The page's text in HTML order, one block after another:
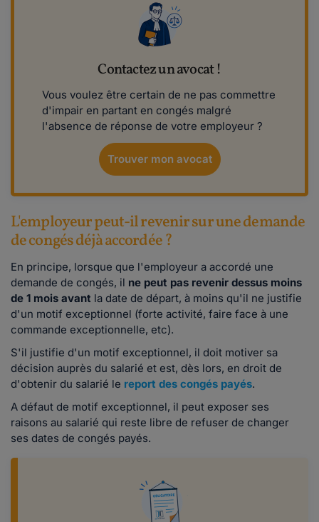
Contactez un avocat !
Vous voulez être certain de ne pas commettre
d'impair en partant en congés malgré
l'absence de réponse de votre employeur ?
Trouver mon avocat
L'employeur peut-il revenir sur une demande
de congés déjà accordée ?
En principe, lorsque que l'employeur a accordé une
demande de congés, il ne peut pas revenir dessus moins
de 1 mois avant la date de départ, à moins qu'il ne justifie
d'un motif exceptionnel (forte activité, faire face à une
commande exceptionnelle, etc).
S'il justifie d'un motif exceptionnel, il doit motiver sa
décision auprès du salarié et est, dès lors, en droit de
d'obtenir du salarié le report des congés payés.
A défaut de motif exceptionnel, il peut exposer ses
raisons au salarié qui reste libre de refuser de changer
ses dates de congés payés.